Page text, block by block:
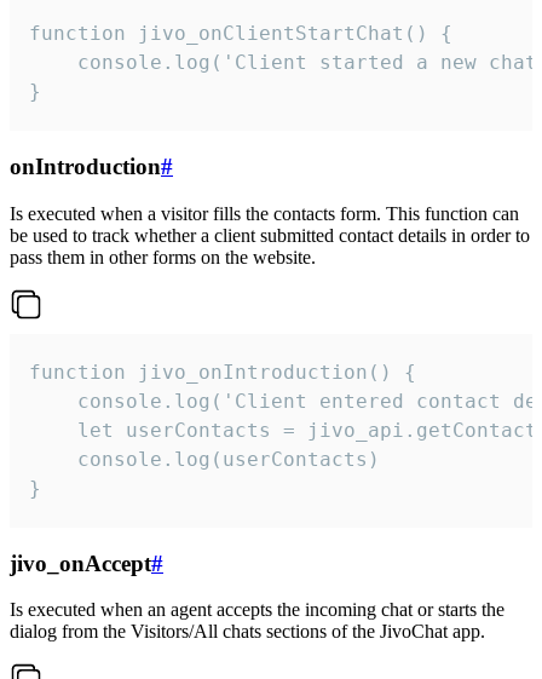
function jivo_onClientStartChat() {
console.log('Client started a new
}
onIntroduction#
Is executed when a visitor fills the contacts form. This function can
be used to track whether a client submitted contact details in order to
pass them in other forms on the website.
function jivo_onIntroduction() {
console.log('Client entered contact
let userContacts =
    console.log(userContacts)
}
jivo_onAccept#
Is executed when an agent accepts the incoming chat or starts the
dialog from the Visitors/All chats sections of the JivoChat app.